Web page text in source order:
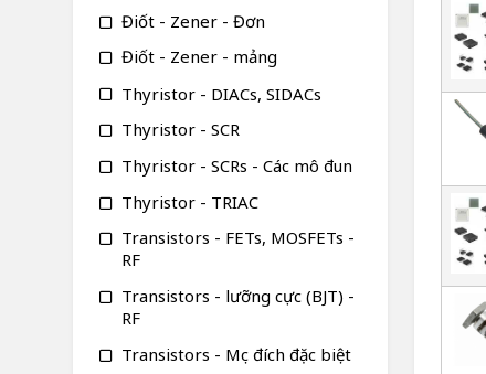
Điốt - Zener - Đơn
Điốt - Zener - mảng
Thyristor - DIACs, SIDACs
Thyristor - SCR
Thyristor - SCRs - Các mô đun
Thyristor - TRIAC
Transistors - FETs, MOSFETs -
RF
Transistors - lưỡng cực (BJT) -
RF
Transistors - Mục đích đặc biệt